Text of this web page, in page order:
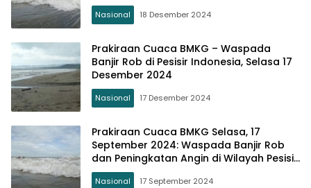
Nasional 18 Desember 2024
Prakiraan Cuaca BMKG – Waspada
Banjir Rob di Pesisir Indonesia, Selasa 17
Desember 2024
Nasional 17 Desember 2024
Prakiraan Cuaca BMKG Selasa, 17
September 2024: Waspada Banjir Rob
dan Peningkatan Angin di Wilayah Pesisir
dan Laut
Nasional 17 September 2024